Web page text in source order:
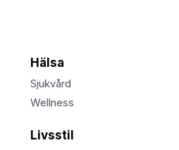
Hälsa
Sjukvård
Wellness
Livsstil